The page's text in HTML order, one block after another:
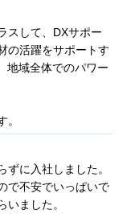
スして、DXサポー
の活躍をサポートす
地域全体でのパワー
に入社しました。
で不安でいっぱいで
いました。